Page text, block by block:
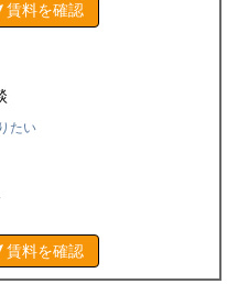
賃料を確認
たい
賃料を確認